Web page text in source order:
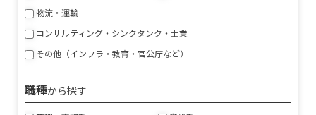
物流・運輸
コンサルティング・シンクタンク・士業
その他（インフラ・教育・官公庁など）
職種から探す